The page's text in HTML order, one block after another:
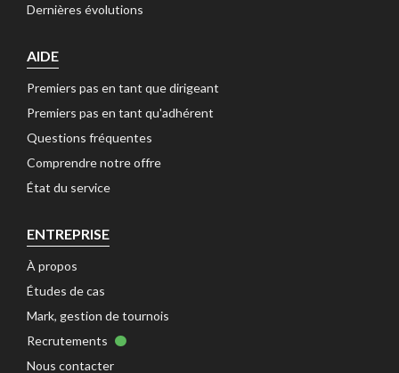
Dernières évolutions
AIDE
Premiers pas en tant que dirigeant
Premiers pas en tant qu'adhérent
Questions fréquentes
Comprendre notre offre
État du service
ENTREPRISE
À propos
Études de cas
Mark, gestion de tournois
Recrutements
Nous contacter